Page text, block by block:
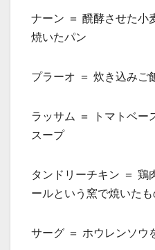
ナーン ＝ 醗酵させた小
焼いたパン
プラーオ ＝ 炊き込みご
ラッサム ＝ トマトベー
スープ
タンドリーチキン ＝ 鶏
ールという窯で焼いた
サーグ ＝ ホウレンソウ